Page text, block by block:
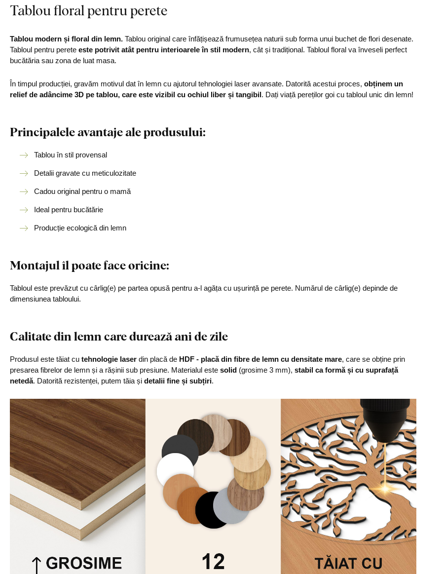
Tablou floral pentru perete
Tablou modern și floral din lemn. Tablou original care înfățișează frumusețea naturii sub forma unui buchet de flori desenate.
Tabloul pentru perete este potrivit atât pentru interioarele în stil modern, cât și tradițional. Tabloul floral va înveseli perfect
bucătăria sau zona de luat masa.
În timpul producției, gravăm motivul dat în lemn cu ajutorul tehnologiei laser avansate. Datorită acestui proces, obținem un
relief de adâncime 3D pe tablou, care este vizibil cu ochiul liber și tangibil. Dați viață pereților goi cu tabloul unic din lemn!
Principalele avantaje ale produsului:
Tablou în stil provensal
Detalii gravate cu meticulozitate
Cadou original pentru o mamă
Ideal pentru bucătărie
Producție ecologică din lemn
Montajul îl poate face oricine:
Tabloul este prevăzut cu cârlig(e) pe partea opusă pentru a-l agăța cu ușurință pe perete. Numărul de cârlig(e) depinde de
dimensiunea tabloului.
Calitate din lemn care durează ani de zile
Produsul este tăiat cu tehnologie laser din placă de HDF - placă din fibre de lemn cu densitate mare, care se obține prin
presarea fibrelor de lemn și a rășinii sub presiune. Materialul este solid (grosime 3 mm), stabil ca formă și cu suprafață
netedă. Datorită rezistenței, putem tăia și detalii fine și subțiri.